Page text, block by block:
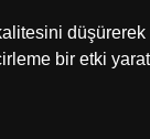
bir etki